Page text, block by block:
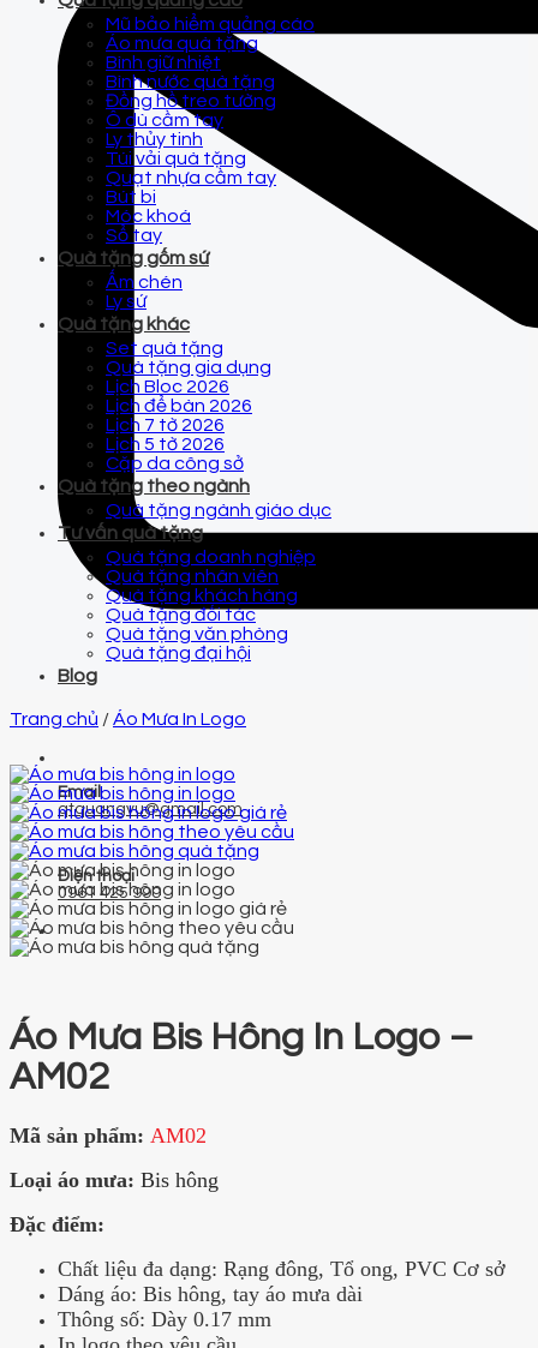
Email
qtquangvu@gmail.com
Điện thoại
0961 425 999
Mũ bảo hiểm quảng cáo
Áo mưa quà tặng
Bình giữ nhiệt
Bình nước quà tặng
Đồng hồ treo tường
Ô dù cầm tay
Ly thủy tinh
Túi vải quà tặng
Quạt nhựa cầm tay
Bút bi
Móc khoá
Sổ tay
Quà tặng gốm sứ
Ấm chén
Ly sứ
Quà tặng khác
Set quà tặng
Quà tặng gia dụng
Lịch Bloc 2026
Lịch để bàn 2026
Lịch 7 tờ 2026
Lịch 5 tờ 2026
Cặp da công sở
Quà tặng theo ngành
Quà tặng ngành giáo dục
Tư vấn quà tặng
Quà tặng doanh nghiệp
Quà tặng nhân viên
Quà tặng khách hàng
Quà tặng đối tác
Quà tặng văn phòng
Quà tặng đại hội
Blog
Trang chủ /Áo Mưa In Logo
Áo Mưa Bis Hông In Logo –
AM02
Mã sản phẩm: AM02
Loại áo mưa: Bis hông
Đặc điểm:
Chất liệu đa dạng: Rạng đông, Tổ ong, PVC Cơ sở
Dáng áo: Bis hông, tay áo mưa dài
Thông số: Dày 0.17 mm